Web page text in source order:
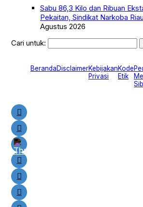
Sabu 86,3 Kilo dan Ribuan
Pekaitan, Sindikat Narkoba
Agustus 2026
Cari untuk:
BerandaDisclaimerKebijakan
Privasi
Kode
Etik